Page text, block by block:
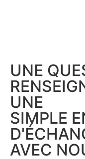
UNE
UNE
SIMPLE
AVEC